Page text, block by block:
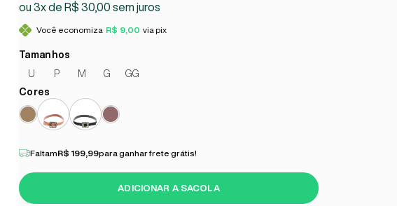
3x
R$ 30,00 sem juros
Você economiza R$ 9,00 via pix
U P M G GG
ADICIONAR A SACOLA
FaltamR$ 199,99para ganhar frete grátis!